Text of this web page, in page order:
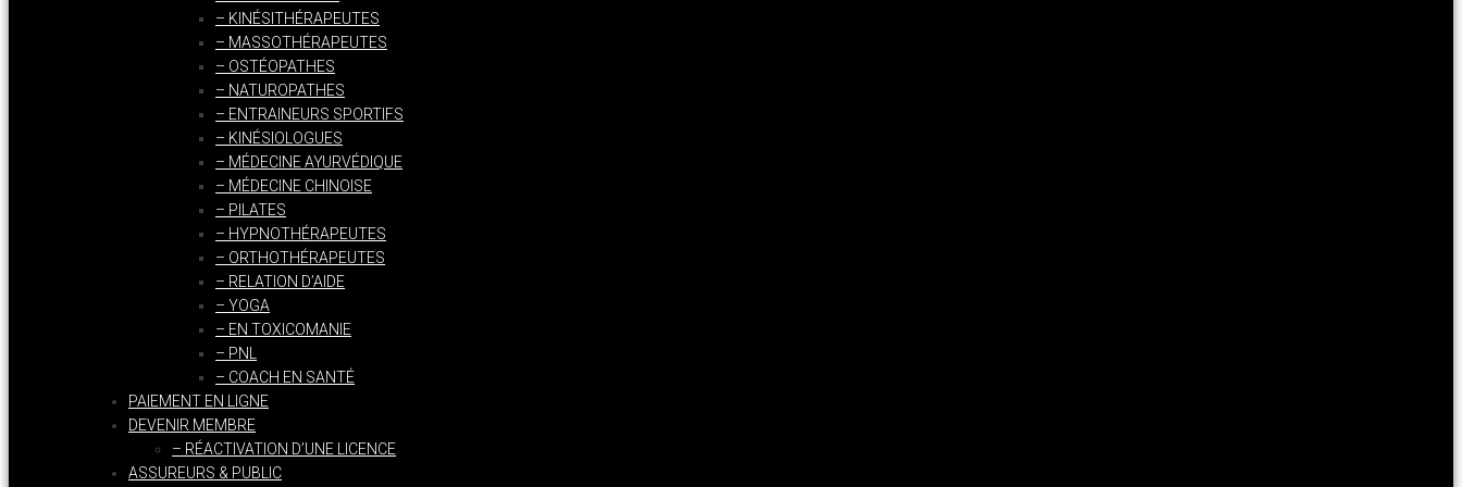
– KINÉSITHÉRAPEUTES
– MASSOTHÉRAPEUTES
– OSTÉOPATHES
– NATUROPATHES
– ENTRAINEURS SPORTIFS
– KINÉSIOLOGUES
– MÉDECINE AYURVÉDIQUE
– MÉDECINE CHINOISE
– PILATES
– HYPNOTHÉRAPEUTES
– ORTHOTHÉRAPEUTES
– RELATION D’AIDE
– YOGA
– EN TOXICOMANIE
– PNL
– COACH EN SANTÉ
PAIEMENT EN LIGNE
DEVENIR MEMBRE
– RÉACTIVATION D’UNE LICENCE
ASSUREURS & PUBLIC